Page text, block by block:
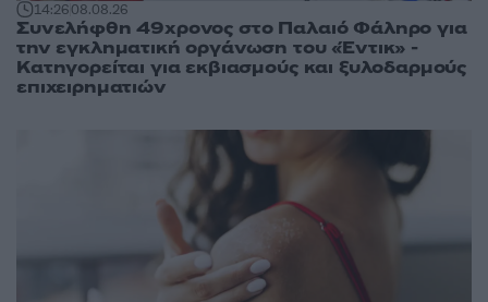
14:2608.08.26
Συνελήφθη 49χρονος στο Παλαιό Φάληρο για
την εγκληματική οργάνωση του «Έντικ» -
Κατηγορείται για εκβιασμούς και ξυλοδαρμούς
επιχειρηματιών